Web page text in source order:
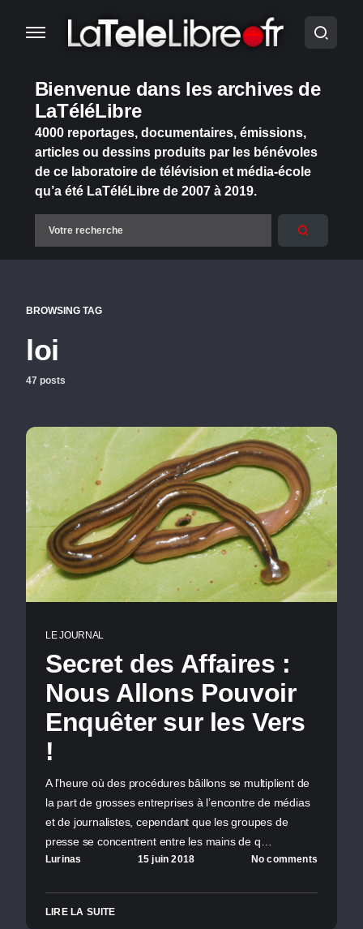
Bienvenue dans les archives de
LaTéléLibre
4000 reportages, documentaires, émissions,
articles ou dessins produits par les bénévoles
de ce laboratoire de télévision et média-école
qu’a été LaTéléLibre de 2007 à 2019.
BROWSING TAG
loi
47 posts
LE JOURNAL
Secret des Affaires :
Nous Allons Pouvoir
Enquêter sur les Vers
!
A l’heure où des procédures bâillons se multiplient de
la part de grosses entreprises à l’encontre de médias
et de journalistes, cependant que les groupes de
presse se concentrent entre les mains de q…
Lurinas 15 juin 2018 No comments
LIRE LA SUITE